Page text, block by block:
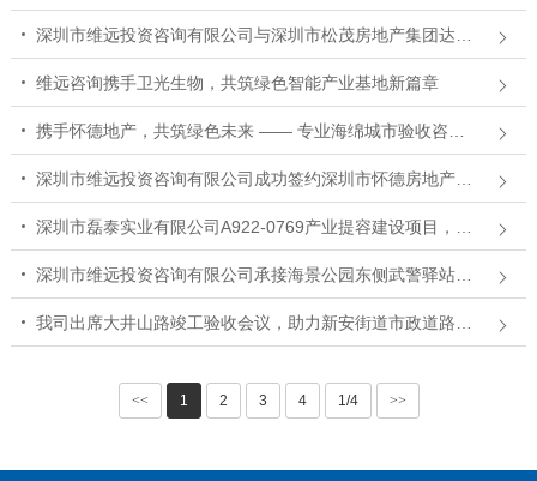
深圳市维远投资咨询有限公司与深圳市松茂房地产集团达成航湾大楼项目专项验收合作
维远咨询携手卫光生物，共筑绿色智能产业基地新篇章
携手怀德地产，共筑绿色未来 —— 专业海绵城市验收咨询服务助力万利商务中心与城市广场项目
深圳市维远投资咨询有限公司成功签约深圳市怀德房地产开发有限公司，助力深圳市用水节水项目
深圳市磊泰实业有限公司A922-0769产业提容建设项目，助力产业升级
深圳市维远投资咨询有限公司承接海景公园东侧武警驿站建设项目，提升武警执勤环境
我司出席大井山路竣工验收会议，助力新安街道市政道路建设
<< 1 2 3 4 1/4 >>